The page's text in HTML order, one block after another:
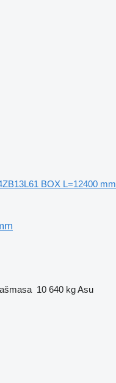
BOX L=12400 mm
10 640 kgAsu